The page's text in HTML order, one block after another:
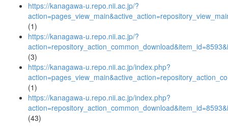
https://kanagawa-u.repo.nii.ac.jp/?
(1)
https://kanagawa-u.repo.nii.ac.jp/?
(3)
https://kanagawa-u.repo.nii.ac.jp/index.php?
(1)
https://kanagawa-u.repo.nii.ac.jp/index.php?
(43)